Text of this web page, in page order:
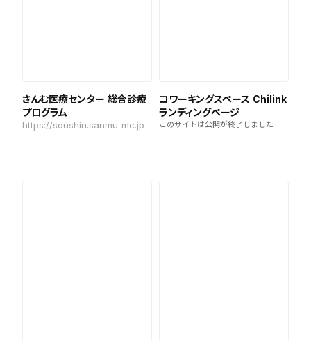
さんむ医療センター 総合診療
プログラム
https://soushin.sanmu-mc.jp
コワーキングスペース Chilink
ランディングページ
このサイトは公開が終了しました